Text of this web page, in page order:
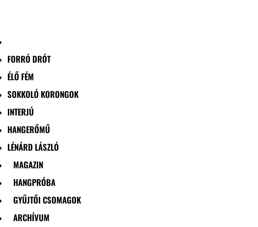
FORRÓ DRÓT
ÉLŐ FÉM
SOKKOLÓ KORONGOK
INTERJÚ
HANGERŐMŰ
LÉNÁRD LÁSZLÓ
MAGAZIN
HANGPRÓBA
GYŰJTŐI CSOMAGOK
ARCHÍVUM